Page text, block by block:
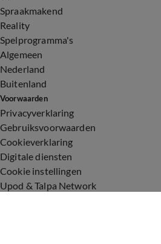
Spraakmakend
Reality
Spelprogramma's
Algemeen
Nederland
Buitenland
Voorwaarden
Privacyverklaring
Gebruiksvoorwaarden
Cookieverklaring
Digitale diensten
Cookie instellingen
Upod & Talpa Network